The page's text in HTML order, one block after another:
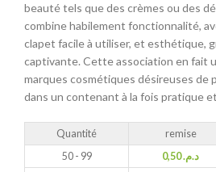
beauté tels que des crèmes ou des
combine habilement fonctionnalité,
clapet facile à utiliser, et esthétique,
captivante. Cette association en fait
marques cosmétiques désireuses de
dans un contenant à la fois pratique
Quantité remise
50 - 99
د.م.0,50